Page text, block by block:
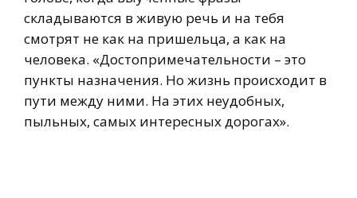
складываются в живую речь и на тебя
смотрят не как на пришельца, а как на
человека. «Достопримечательности – это
пункты назначения. Но жизнь происходит в
пути между ними. На этих неудобных,
пыльных, самых интересных дорогах».